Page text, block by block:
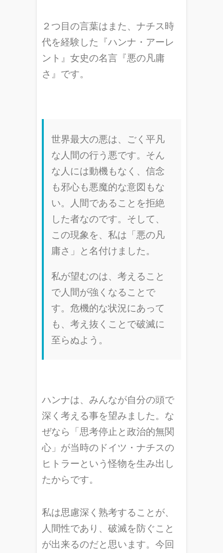
２つ目の言葉はまた、ナチス時
代を経験した『ハンナ・アーレ
ント』女史の名言『悪の凡庸
さ』です。
世界最大の悪は、ごく平凡
な人間の行う悪です。そん
な人には動機もなく、信念
も邪心も悪魔的な意図もな
い。人間であることを拒絶
した者なのです。そして、
この現象を、私は「悪の凡
庸さ」と名付けました。
私が望むのは、考えること
で人間が強くなることで
す。危機的な状況にあって
も、考え抜くことで破滅に
至らぬよう。
ハンナは、みんなが自分の頭で
深く考える事を望みました。な
ぜなら「思考停止と政治的無関
心」が当時のドイツ・ナチスの
ヒトラーという怪物を生み出し
たからです。
私は思慮深く熟考することが、
人間性であり、破滅を防ぐこと
が出来るのだと思います。今回